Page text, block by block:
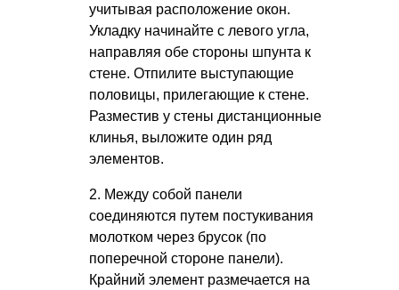
учитывая расположение окон.
Укладку начинайте с левого угла,
направляя обе стороны шпунта к
стене. Отпилите выступающие
половицы, прилегающие к стене.
Разместив у стены дистанционные
клинья, выложите один ряд
элементов.
2. Между собой панели
соединяются путем постукивания
молотком через брусок (по
поперечной стороне панели).
Крайний элемент размечается на